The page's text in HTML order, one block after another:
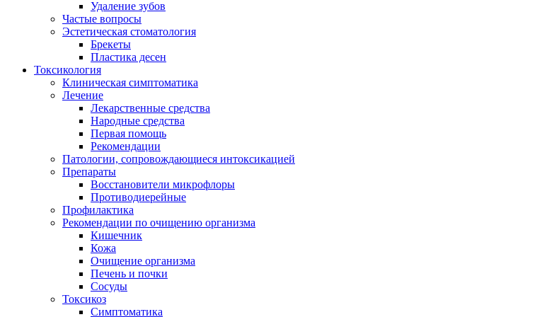
Удаление зубов
Частые вопросы
Эстетическая стоматология
Брекеты
Пластика десен
Токсикология
Клиническая симптоматика
Лечение
Лекарственные средства
Народные средства
Первая помощь
Рекомендации
Патологии, сопровождающиеся интоксикацией
Препараты
Восстановители микрофлоры
Противодиерейные
Профилактика
Рекомендации по очищению организма
Кишечник
Кожа
Очищение организма
Печень и почки
Сосуды
Токсикоз
Cимптоматика